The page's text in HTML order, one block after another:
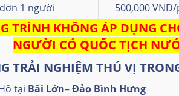
1 người
500,000
TRÌNH KHÔNG ÁP DỤNG
NGƯỜI CÓ QUỐC TỊCH
TRẢI NGHIỆM THÚ VỊ
tại Bãi Lớn–Đảo Bình Hưng